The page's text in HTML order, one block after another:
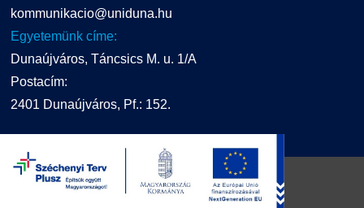
kommunikacio@uniduna.hu
Egyetemünk címe:
Dunaújváros, Táncsics M. u. 1/A
Postacím:
2401 Dunaújváros, Pf.: 152.
UNIDUNA 2016